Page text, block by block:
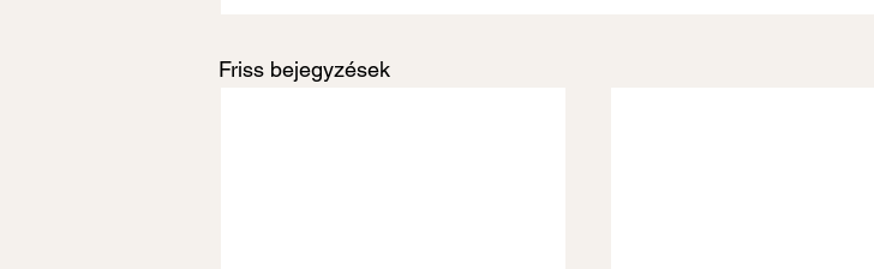
Friss bejegyzések